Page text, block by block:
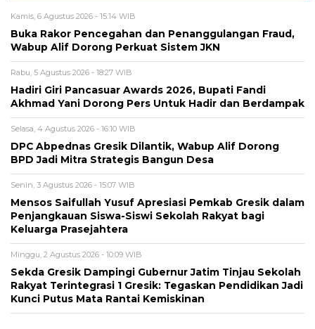
Kamis, 6 Agustus 2026 - 15:14 WIB
Buka Rakor Pencegahan dan Penanggulangan Fraud,
Wabup Alif Dorong Perkuat Sistem JKN
Rabu, 5 Agustus 2026 - 18:27 WIB
Hadiri Giri Pancasuar Awards 2026, Bupati Fandi
Akhmad Yani Dorong Pers Untuk Hadir dan Berdampak
Selasa, 4 Agustus 2026 - 16:10 WIB
DPC Abpednas Gresik Dilantik, Wabup Alif Dorong
BPD Jadi Mitra Strategis Bangun Desa
Senin, 3 Agustus 2026 - 15:07 WIB
Mensos Saifullah Yusuf Apresiasi Pemkab Gresik dalam
Penjangkauan Siswa-Siswi Sekolah Rakyat bagi
Keluarga Prasejahtera
Minggu, 2 Agustus 2026 - 10:09 WIB
Sekda Gresik Dampingi Gubernur Jatim Tinjau Sekolah
Rakyat Terintegrasi 1 Gresik: Tegaskan Pendidikan Jadi
Kunci Putus Mata Rantai Kemiskinan